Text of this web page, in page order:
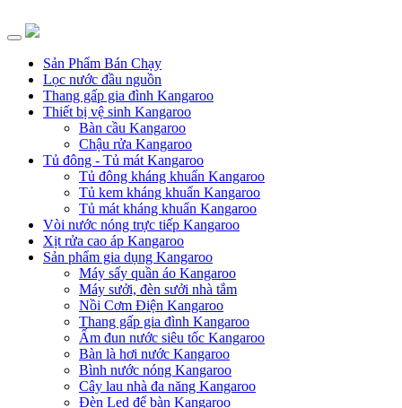
Sản Phẩm Bán Chạy
Lọc nước đầu nguồn
Thang gấp gia đình Kangaroo
Thiết bị vệ sinh Kangaroo
Bàn cầu Kangaroo
Chậu rửa Kangaroo
Tủ đông - Tủ mát Kangaroo
Tủ đông kháng khuẩn Kangaroo
Tủ kem kháng khuẩn Kangaroo
Tủ mát kháng khuẩn Kangaroo
Vòi nước nóng trực tiếp Kangaroo
Xịt rửa cao áp Kangaroo
Sản phẩm gia dụng Kangaroo
Máy sấy quần áo Kangaroo
Máy sưởi, đèn sưởi nhà tắm
Nồi Cơm Điện Kangaroo
Thang gấp gia đình Kangaroo
Ấm đun nước siêu tốc Kangaroo
Bàn là hơi nước Kangaroo
Bình nước nóng Kangaroo
Cây lau nhà đa năng Kangaroo
Đèn Led để bàn Kangaroo